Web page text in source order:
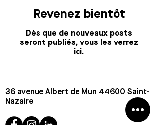
Revenez bientôt
Dès que de nouveaux posts
seront publiés, vous les verrez
ici.
36 avenue Albert de Mun 44600 Saint-
Nazaire